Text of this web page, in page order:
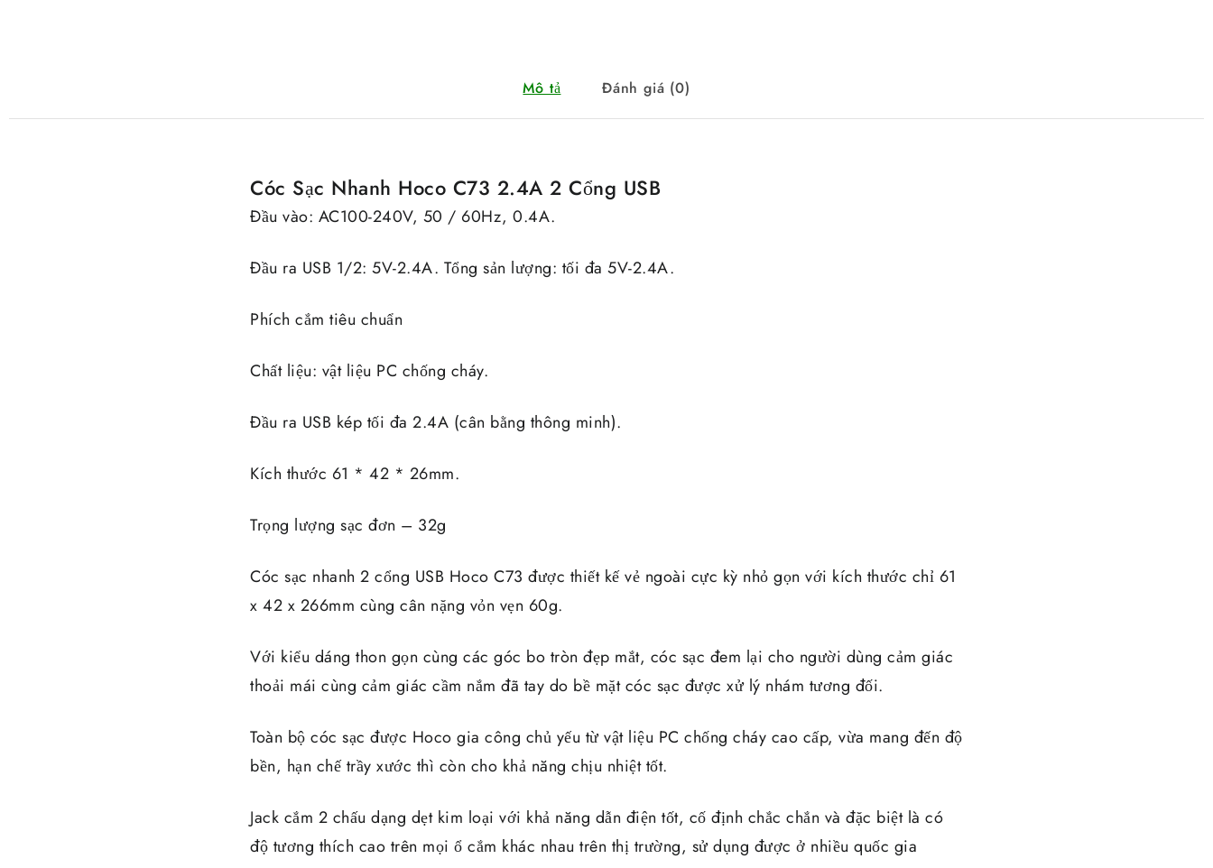
Mô tả Đánh giá (0)
Cóc Sạc Nhanh Hoco C73 2.4A 2 Cổng USB
Đầu vào: AC100-240V, 50 / 60Hz, 0.4A.
Đầu ra USB 1/2: 5V-2.4A. Tổng sản lượng: tối đa 5V-2.4A.
Phích cắm tiêu chuẩn
Chất liệu: vật liệu PC chống cháy.
Đầu ra USB kép tối đa 2.4A (cân bằng thông minh).
Kích thước 61 * 42 * 26mm.
Trọng lượng sạc đơn – 32g
Cóc sạc nhanh 2 cổng USB Hoco C73 được thiết kế vẻ ngoài cực kỳ nhỏ gọn với kích thước chỉ 61
x 42 x 266mm cùng cân nặng vỏn vẹn 60g.
Với kiểu dáng thon gọn cùng các góc bo tròn đẹp mắt, cóc sạc đem lại cho người dùng cảm giác
thoải mái cùng cảm giác cầm nắm đã tay do bề mặt cóc sạc được xử lý nhám tương đối.
Toàn bộ cóc sạc được Hoco gia công chủ yếu từ vật liệu PC chống cháy cao cấp, vừa mang đến độ
bền, hạn chế trầy xước thì còn cho khả năng chịu nhiệt tốt.
Jack cắm 2 chấu dạng dẹt kim loại với khả năng dẫn điện tốt, cố định chắc chắn và đặc biệt là có
độ tương thích cao trên mọi ổ cắm khác nhau trên thị trường, sử dụng được ở nhiều quốc gia